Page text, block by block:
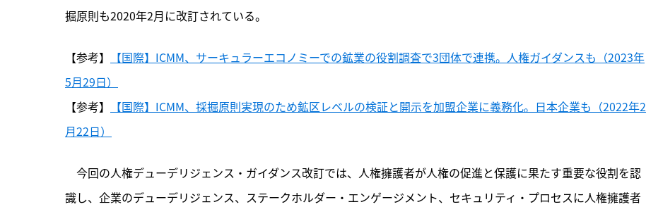
掘原則も2020年2月に改訂されている。
【参考】
【国際】ICMM、サーキュラーエコノミーでの鉱業の役割調査で3団体で連携。人権ガイダンスも（2023年
5月29日）
【参考】
【国際】ICMM、採掘原則実現のため鉱区レベルの検証と開示を加盟企業に義務化。日本企業も（2022年2
月22日）
今回の人権デューデリジェンス・ガイダンス改訂では、人権擁護者が人権の促進と保護に果たす重要な役割を認
識し、企業のデューデリジェンス、ステークホルダー・エンゲージメント、セキュリティ・プロセスに人権擁護者